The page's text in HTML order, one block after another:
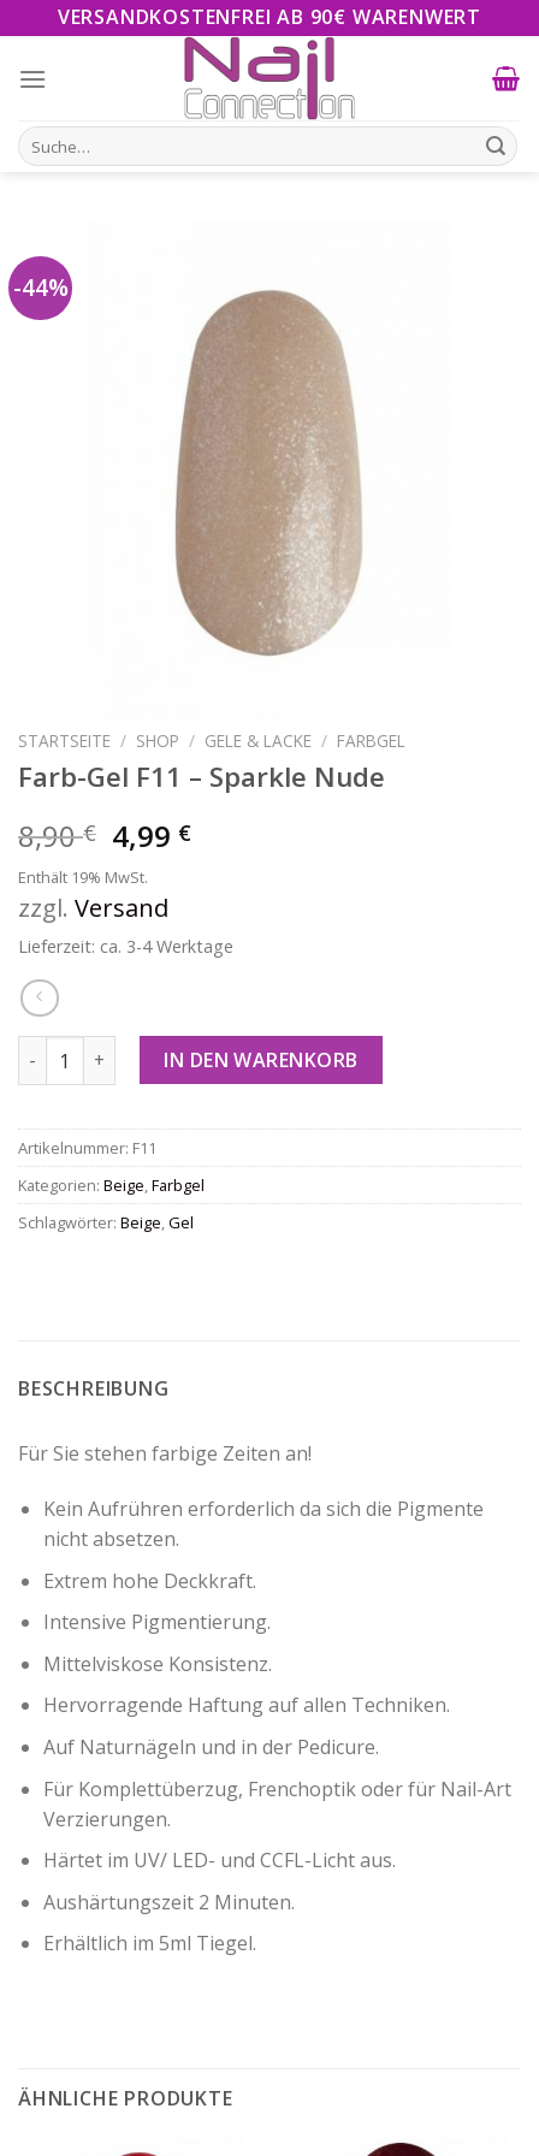
to
content
VERSANDKOSTENFREI AB 90€ WARENWERT
Suche
nach:
-44%
STARTSEITE / SHOP / GELE & LACKE / FARBGEL
Farb-Gel F11 – Sparkle Nude
8,90€ 4,99 €
Enthält 19% MwSt.
zzgl. Versand
Lieferzeit: ca. 3-4 Werktage
Farb-Gel F11 - Sparkle Nude Menge
IN DEN WARENKORB
Artikelnummer: F11
Kategorien: Beige,Farbgel
Schlagwörter: Beige,Gel
BESCHREIBUNG
Für Sie stehen farbige Zeiten an!
Kein Aufrühren erforderlich da sich die Pigmente
nicht absetzen.
Extrem hohe Deckkraft.
Intensive Pigmentierung.
Mittelviskose Konsistenz.
Hervorragende Haftung auf allen Techniken.
Auf Naturnägeln und in der Pedicure.
Für Komplettüberzug, Frenchoptik oder für Nail-Art
Verzierungen.
Härtet im UV/ LED- und CCFL-Licht aus.
Aushärtungszeit 2 Minuten.
Erhältlich im 5ml Tiegel.
ÄHNLICHE PRODUKTE